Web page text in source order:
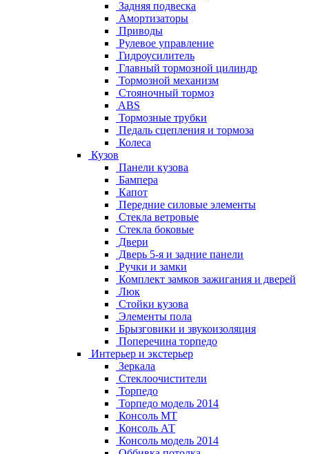
Задняя подвеска
Амортизаторы
Приводы
Рулевое управление
Гидроусилитель
Главный тормозной цилиндр
Тормозной механизм
Стояночный тормоз
ABS
Тормозные трубки
Педаль сцепления и тормоза
Колеса
Кузов
Панели кузова
Бампера
Капот
Передние силовые элементы
Стекла ветровые
Стекла боковые
Двери
Дверь 5-я и задние панели
Ручки и замки
Комплект замков зажигания и дверей
Люк
Стойки кузова
Элементы пола
Брызговики и звукоизоляция
Поперечина торпедо
Интерьер и экстерьер
Зеркала
Стеклоочистители
Торпедо
Торпедо модель 2014
Консоль МТ
Консоль АТ
Консоль модель 2014